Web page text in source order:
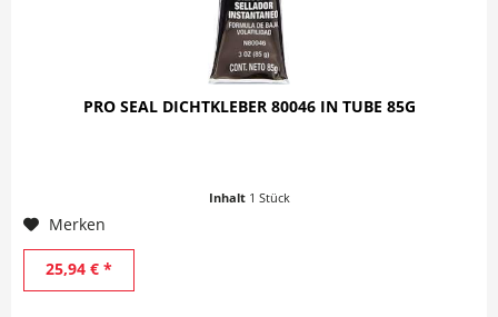
PRO SEAL DICHTKLEBER 80046 IN TUBE 85G
Inhalt 1 Stück
Merken
25,94 € *